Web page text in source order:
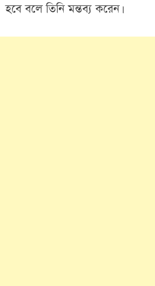
হবে বলে তিনি মন্তব্য করেন।